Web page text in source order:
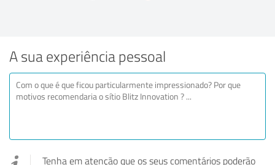
A sua experiência pessoal
Tenha em atenção que os seus comentários poderão